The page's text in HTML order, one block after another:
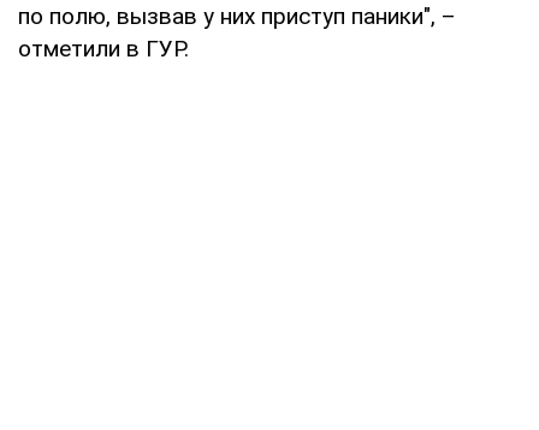
по полю, вызвав у них приступ паники", –
отметили в ГУР.